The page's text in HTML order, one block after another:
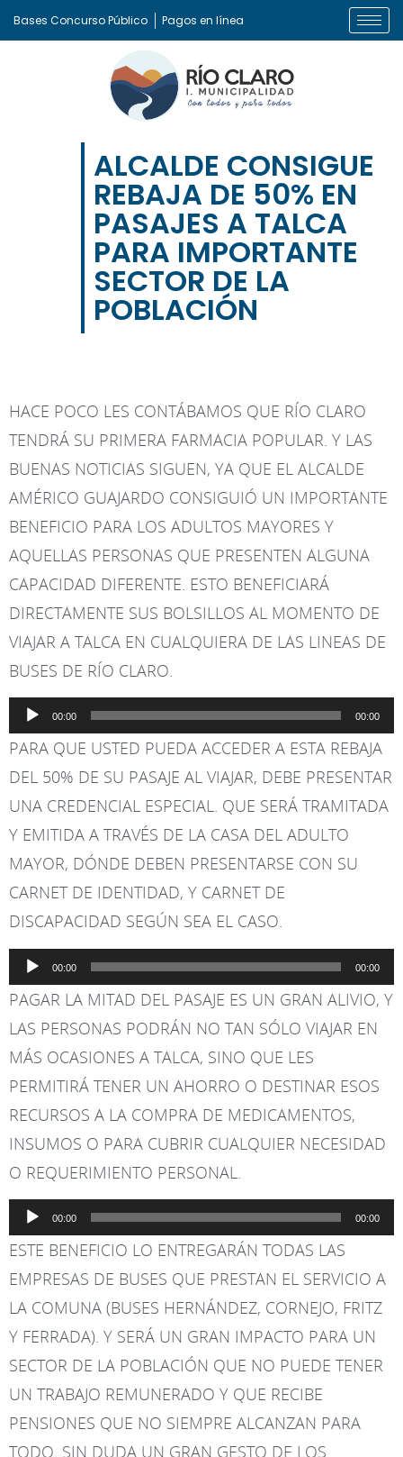
Bases Concurso Público Pagos en línea
ALCALDE CONSIGUE
REBAJA DE 50% EN
PASAJES A TALCA
PARA IMPORTANTE
SECTOR DE LA
POBLACIÓN
HACE POCO LES CONTÁBAMOS QUE RÍO CLARO
TENDRÁ SU PRIMERA FARMACIA POPULAR. Y LAS
BUENAS NOTICIAS SIGUEN, YA QUE EL ALCALDE
AMÉRICO GUAJARDO CONSIGUIÓ UN IMPORTANTE
BENEFICIO PARA LOS ADULTOS MAYORES Y
AQUELLAS PERSONAS QUE PRESENTEN ALGUNA
CAPACIDAD DIFERENTE. ESTO BENEFICIARÁ
DIRECTAMENTE SUS BOLSILLOS AL MOMENTO DE
VIAJAR A TALCA EN CUALQUIERA DE LAS LINEAS DE
BUSES DE RÍO CLARO.
Reproductor
de
audio
00:00 00:00
PARA QUE USTED PUEDA ACCEDER A ESTA REBAJA
DEL 50% DE SU PASAJE AL VIAJAR, DEBE PRESENTAR
UNA CREDENCIAL ESPECIAL. QUE SERÁ TRAMITADA
Y EMITIDA A TRAVÉS DE LA CASA DEL ADULTO
MAYOR, DÓNDE DEBEN PRESENTARSE CON SU
CARNET DE IDENTIDAD, Y CARNET DE
DISCAPACIDAD SEGÚN SEA EL CASO.
Reproductor
de
audio
00:00 00:00
PAGAR LA MITAD DEL PASAJE ES UN GRAN ALIVIO, Y
LAS PERSONAS PODRÁN NO TAN SÓLO VIAJAR EN
MÁS OCASIONES A TALCA, SINO QUE LES
PERMITIRÁ TENER UN AHORRO O DESTINAR ESOS
RECURSOS A LA COMPRA DE MEDICAMENTOS,
INSUMOS O PARA CUBRIR CUALQUIER NECESIDAD
O REQUERIMIENTO PERSONAL.
Reproductor
de
audio
00:00 00:00
ESTE BENEFICIO LO ENTREGARÁN TODAS LAS
EMPRESAS DE BUSES QUE PRESTAN EL SERVICIO A
LA COMUNA (BUSES HERNÁNDEZ, CORNEJO, FRITZ
Y FERRADA). Y SERÁ UN GRAN IMPACTO PARA UN
SECTOR DE LA POBLACIÓN QUE NO PUEDE TENER
UN TRABAJO REMUNERADO Y QUE RECIBE
PENSIONES QUE NO SIEMPRE ALCANZAN PARA
TODO. SIN DUDA UN GRAN GESTO DE LOS